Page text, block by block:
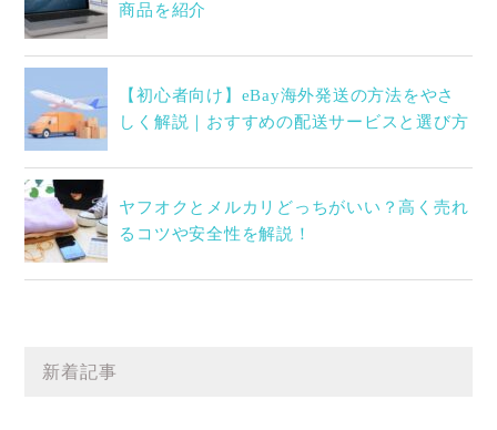
商品を紹介
【初心者向け】eBay海外発送の方法をやさ
しく解説｜おすすめの配送サービスと選び方
ヤフオクとメルカリどっちがいい？高く売れ
るコツや安全性を解説！
新着記事